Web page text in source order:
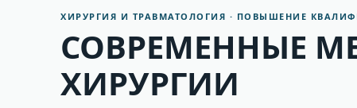
ХИРУРГИЯ И ТРАВМАТОЛОГИЯ · ПОВЫШЕНИЕ
СОВРЕМЕННЫЕ
ХИРУРГИИ